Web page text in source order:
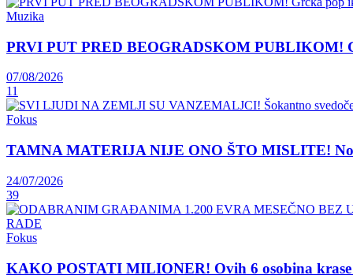
Muzika
PRVI PUT PRED BEOGRADSKOM PUBLIKOM!
07/08/2026
11
Fokus
TAMNA MATERIJA NIJE ONO ŠTO MISLITE!
24/07/2026
39
Fokus
KAKO POSTATI MILIONER! Ovih 6 osobina